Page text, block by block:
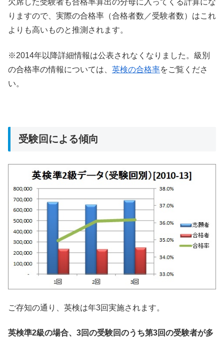
欠席した受験者も合格率算出の分母に入ってくる計算にな
りますので、実際の合格率（合格者数／受験者数）はこれ
よりも高いものと推測されます。
※2014年以降詳細情報は公表されなくなりました。級別
の合格率の情報については、 英検の合格率をご覧くださ
い。
受験回による傾向
ご存知の通り、英検は年3回実施されます。
英検準2級の場合、3回の受験回のうち第3回の受験者が多